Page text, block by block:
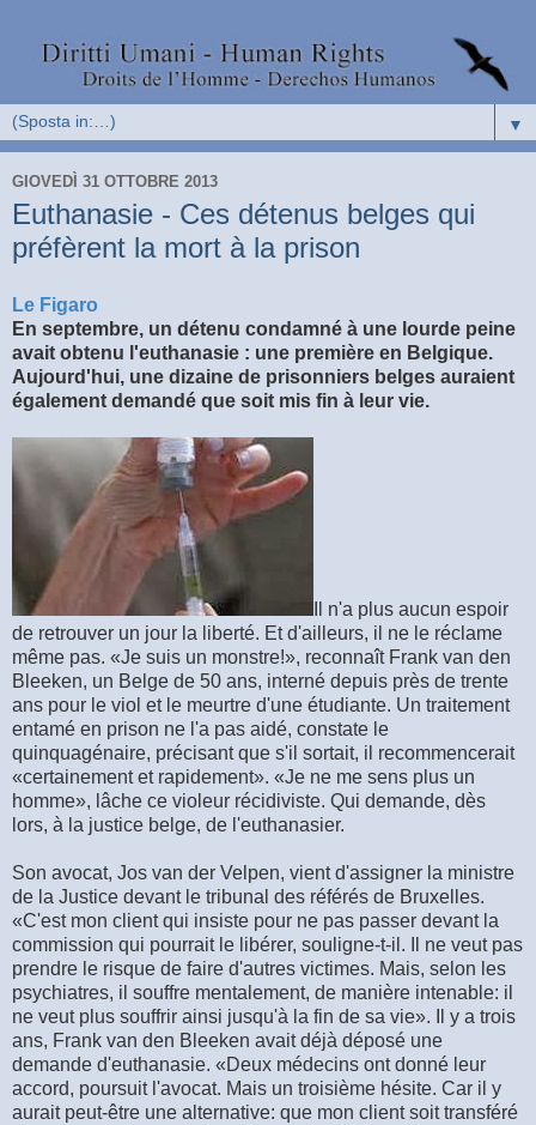
▼
GIOVEDÌ 31 OTTOBRE 2013
Euthanasie - Ces détenus belges qui
préfèrent la mort à la prison
Le Figaro
En septembre, un détenu condamné à une lourde peine
avait obtenu l'euthanasie : une première en Belgique.
Aujourd'hui, une dizaine de prisonniers belges auraient
également demandé que soit mis fin à leur vie.
Il n'a plus aucun espoir
de retrouver un jour la liberté. Et d'ailleurs, il ne le réclame
même pas. «Je suis un monstre!», reconnaît Frank van den
Bleeken, un Belge de 50 ans, interné depuis près de trente
ans pour le viol et le meurtre d'une étudiante. Un traitement
entamé en prison ne l'a pas aidé, constate le
quinquagénaire, précisant que s'il sortait, il recommencerait
«certainement et rapidement». «Je ne me sens plus un
homme», lâche ce violeur récidiviste. Qui demande, dès
lors, à la justice belge, de l'euthanasier.
Son avocat, Jos van der Velpen, vient d'assigner la ministre
de la Justice devant le tribunal des référés de Bruxelles.
«C'est mon client qui insiste pour ne pas passer devant la
commission qui pourrait le libérer, souligne-t-il. Il ne veut pas
prendre le risque de faire d'autres victimes. Mais, selon les
psychiatres, il souffre mentalement, de manière intenable: il
ne veut plus souffrir ainsi jusqu'à la fin de sa vie». Il y a trois
ans, Frank van den Bleeken avait déjà déposé une
demande d'euthanasie. «Deux médecins ont donné leur
accord, poursuit l'avocat. Mais un troisième hésite. Car il y
aurait peut-être une alternative: que mon client soit transféré